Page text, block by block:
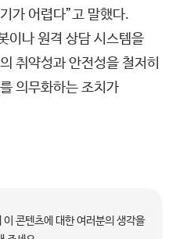
가 어렵다”고 말했다.
이나 원격 상담 시스템을
취약성과 안전성을 철저히
의무화하는 조치가
콘텐츠에 대한 여러분의 생각을